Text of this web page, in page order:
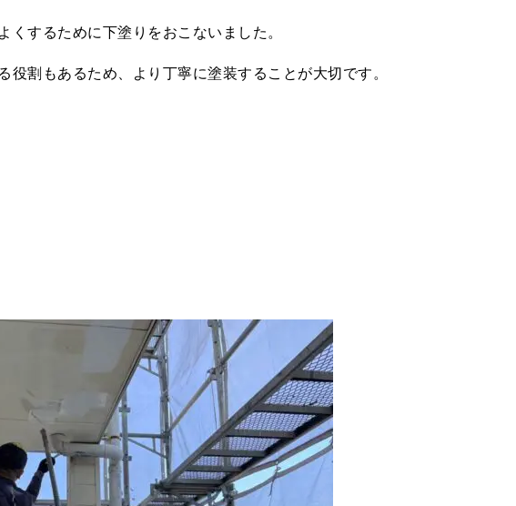
くするために下塗りをおこないました。
役割もあるため、より丁寧に塗装することが大切です。